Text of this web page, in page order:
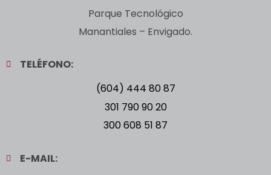
Parque Tecnológico
Manantiales – Envigado.
TELÉFONO:
(604) 444 80 87
301 790 90 20
300 608 51 87
E-MAIL: